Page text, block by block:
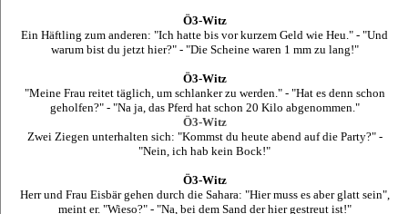
Ö3-Witz
Ein Häftling zum anderen: "Ich hatte bis vor kurzem Geld wie Heu." - "Und
warum bist du jetzt hier?" - "Die Scheine waren 1 mm zu lang!"
Ö3-Witz
"Meine Frau reitet täglich, um schlanker zu werden." - "Hat es denn schon
geholfen?" - "Na ja, das Pferd hat schon 20 Kilo abgenommen."
Ö3-Witz
Zwei Ziegen unterhalten sich: "Kommst du heute abend auf die Party?" -
"Nein, ich hab kein Bock!"
Ö3-Witz
Herr und Frau Eisbär gehen durch die Sahara: "Hier muss es aber glatt sein",
meint er. "Wieso?" - "Na, bei dem Sand der hier gestreut ist!"